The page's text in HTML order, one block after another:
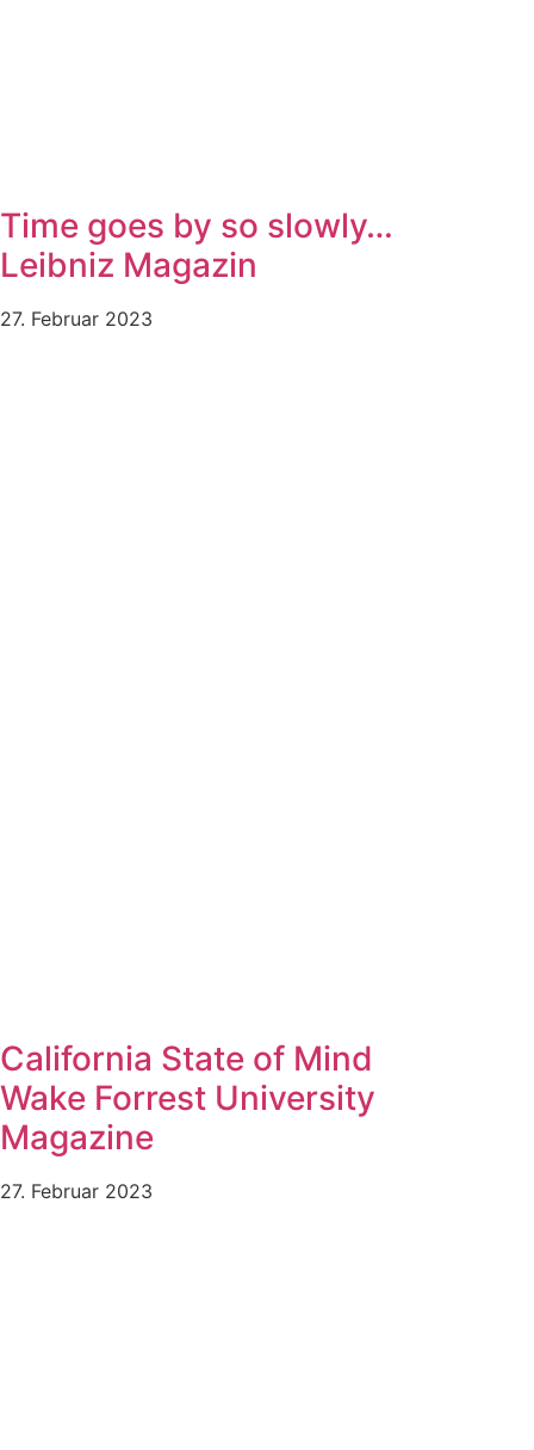
Time goes by so slowly…
Leibniz Magazin
27. Februar 2023
California State of Mind
Wake Forrest University
Magazine
27. Februar 2023